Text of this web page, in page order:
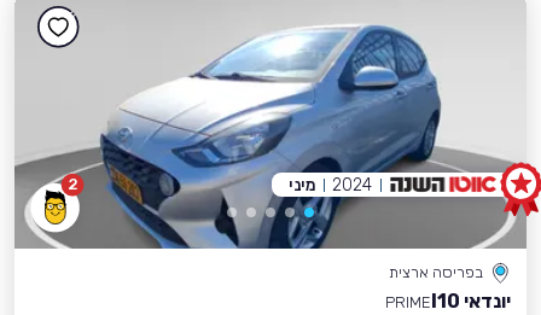
2
בפריסה ארצית
יונדאי I10
PRIME
2024 מיני